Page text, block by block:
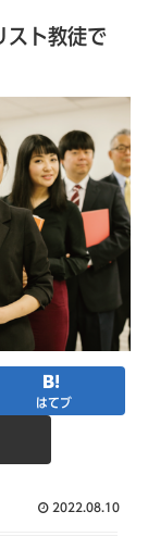
スト教徒で
はてブ
2022.08.10